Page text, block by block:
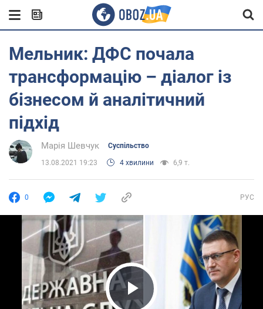
Мельник: ДФС почала
трансформацію – діалог із
бізнесом й аналітичний
підхід
Марія Шевчук Суспільство
13.08.2021 19:23 4 хвилини 6,9 т.
0 РУС